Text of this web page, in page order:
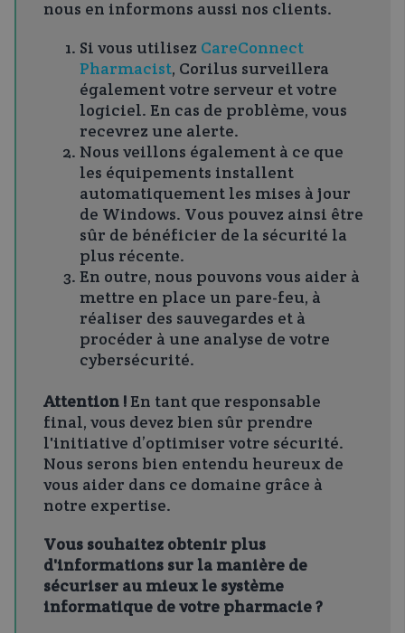
nous en informons aussi nos clients.
Si vous utilisez CareConnect
Pharmacist, Corilus surveillera
également votre serveur et votre
logiciel. En cas de problème, vous
recevrez une alerte.
Nous veillons également à ce que
les équipements installent
automatiquement les mises à jour
de Windows. Vous pouvez ainsi être
sûr de bénéficier de la sécurité la
plus récente.
En outre, nous pouvons vous aider à
mettre en place un pare-feu, à
réaliser des sauvegardes et à
procéder à une analyse de votre
cybersécurité.
Attention ! En tant que responsable
final, vous devez bien sûr prendre
l'initiative d’optimiser votre sécurité.
Nous serons bien entendu heureux de
vous aider dans ce domaine grâce à
notre expertise.
Vous souhaitez obtenir plus
d'informations sur la manière de
sécuriser au mieux le système
informatique de votre pharmacie ?